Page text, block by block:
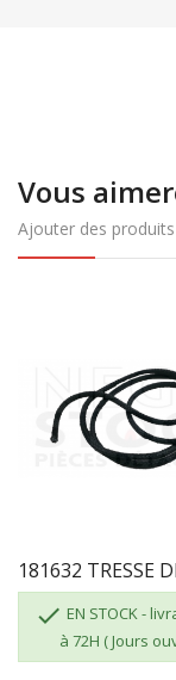
Vous
Ajouter des
 EN STOCK -
à 72H ( Jours